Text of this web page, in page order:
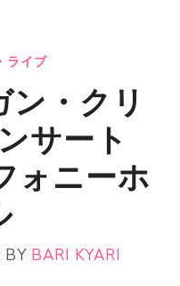
ライブ
・クリ
サート
ォニーホ
BY BARI KYARI